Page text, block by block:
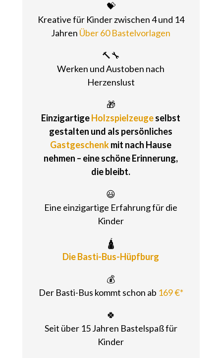
💝
Kreative für Kinder zwischen 4 und 14
Jahren Über 60 Bastelvorlagen
🔨🔧
Werken und Austoben nach
Herzenslust
🎁
EinzigartigeHolzspielzeugeselbst
gestalten und als persönliches
Gastgeschenkmit nach Hause
nehmen – eine schöne Erinnerung,
die bleibt.
😃
Eine einzigartige Erfahrung für die
Kinder
🛕
Die Basti-Bus-Hüpfburg
💰
Der Basti-Bus kommt schon ab 169 €*
🍀
Seit über 15 Jahren Bastelspaß für
Kinder